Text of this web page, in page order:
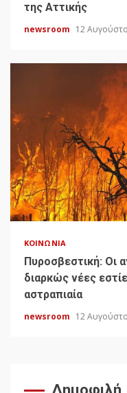
της Αττικής
newsroom 12
ΚΟΙΝΩΝΊΑ
Πυροσβεστική: Οι
διαρκώς νέες
αστραπιαία
newsroom 12